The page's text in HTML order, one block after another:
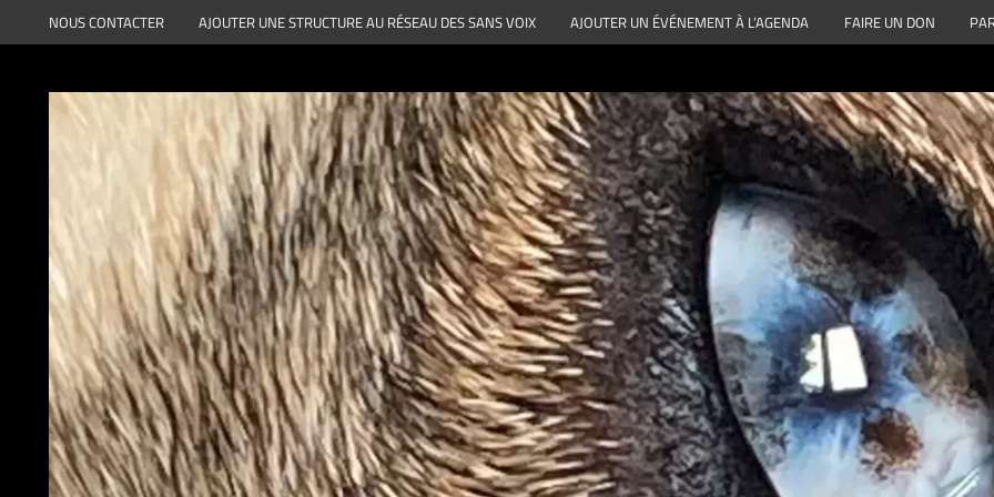
au
NOUS CONTACTER AJOUTER UNE STRUCTURE AU RÉSEAU DES SANS VOIX AJOUTER UN ÉVÉNEMENT À L’AGENDA FAIRE UN DON